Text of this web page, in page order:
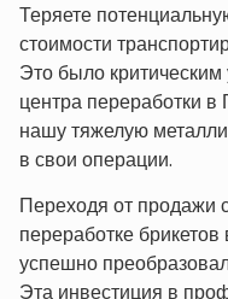
Теряете
стоимости
Это было
центра переработки
нашу тяжелую
в свои операции.
Переходя от продажи
переработке
успешно
Эта инвестиция в